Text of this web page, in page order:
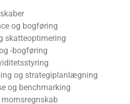
og bogføring
skatteoptimering
-bogføring
og strategiplanlægning
og benchmarking